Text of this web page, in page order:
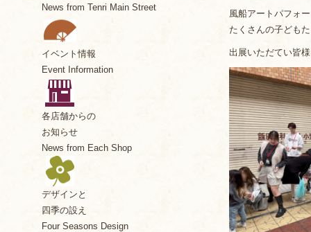
風船アートパフォ
たくさんの子ども
出展いただてい皆
News from Tenri Main Street
イベント情報
Event Information
各店舗からの
お知らせ
News from Each Shop
デザインと
四季の設え
Four Seasons Design